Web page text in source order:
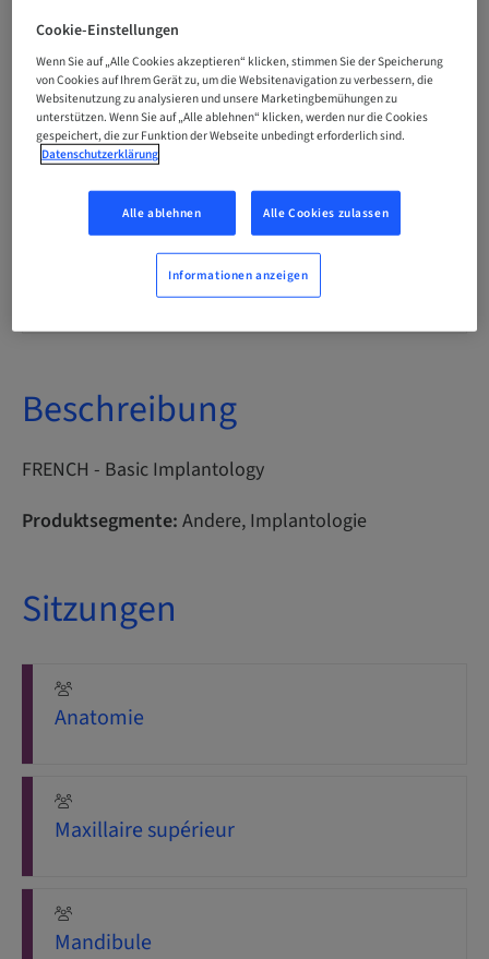
Französisch
Punkte
0.00 Punkte
Bereitstellungsmethode
eLearning
international
Beschreibung
FRENCH - Basic Implantology
Produktsegmente: Andere, Implantologie
Sitzungen
Anatomie
Maxillaire supérieur
Mandibule
Cookie-Einstellungen
Wenn Sie auf „Alle Cookies akzeptieren“ klicken, stimmen Sie der Speicherung
von Cookies auf Ihrem Gerät zu, um die Websitenavigation zu verbessern, die
Websitenutzung zu analysieren und unsere Marketingbemühungen zu
unterstützen. Wenn Sie auf „Alle ablehnen“ klicken, werden nur die Cookies
gespeichert, die zur Funktion der Webseite unbedingt erforderlich sind.
Datenschutzerklärung
Alle ablehnen Alle Cookies zulassen
Informationen anzeigen